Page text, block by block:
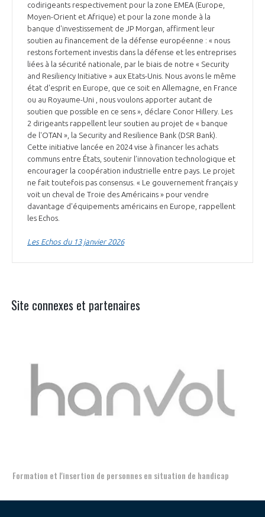
codirigeants respectivement pour la zone EMEA (Europe,
Moyen-Orient et Afrique) et pour la zone monde à la
banque d'investissement de JP Morgan, affirment leur
soutien au financement de la défense européenne : « nous
restons fortement investis dans la défense et les entreprises
liées à la sécurité nationale, par le biais de notre « Security
and Resiliency Initiative » aux Etats-Unis. Nous avons le même
état d'esprit en Europe, que ce soit en Allemagne, en France
ou au Royaume-Uni , nous voulons apporter autant de
soutien que possible en ce sens », déclare Conor Hillery. Les
2 dirigeants rappellent leur soutien au projet de « banque
de l'OTAN », la Security and Resilience Bank (DSR Bank).
Cette initiative lancée en 2024 vise à financer les achats
communs entre États, soutenir l’innovation technologique et
encourager la coopération industrielle entre pays. Le projet
ne fait toutefois pas consensus. « Le gouvernement français y
voit un cheval de Troie des Américains » pour vendre
davantage d'équipements américains en Europe, rappellent
les Echos.
Les Echos du 13 janvier 2026
Site connexes et partenaires
Formation et l'insertion de personnes en situation de handicap